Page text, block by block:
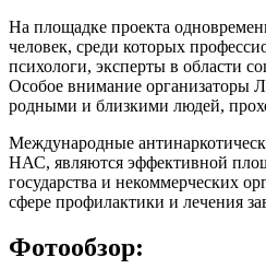
На площадке проекта
человек, среди которых
психологи, эксперты в области
Особое внимание организаторы
родными и близкими людей,
Международные
НАС, являются эффективной
государства и некоммерческих
сфере профилактики и лечения
Фотообзор: